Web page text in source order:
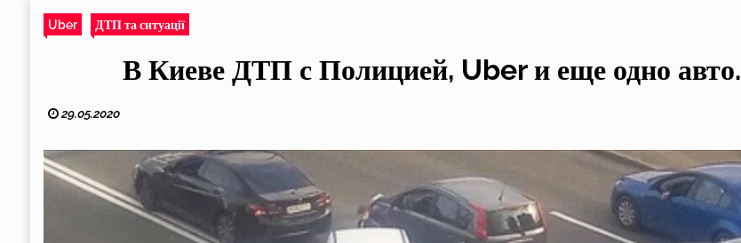
Uber ДТП та ситуації
В Киеве ДТП с Полицией, Uber и еще одно авто.
29.05.2020